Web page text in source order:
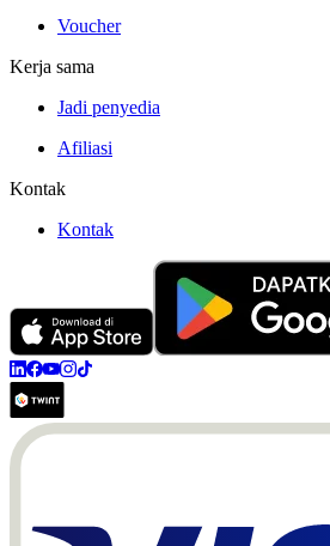
Voucher
Kerja sama
Jadi penyedia
Afiliasi
Kontak
Kontak